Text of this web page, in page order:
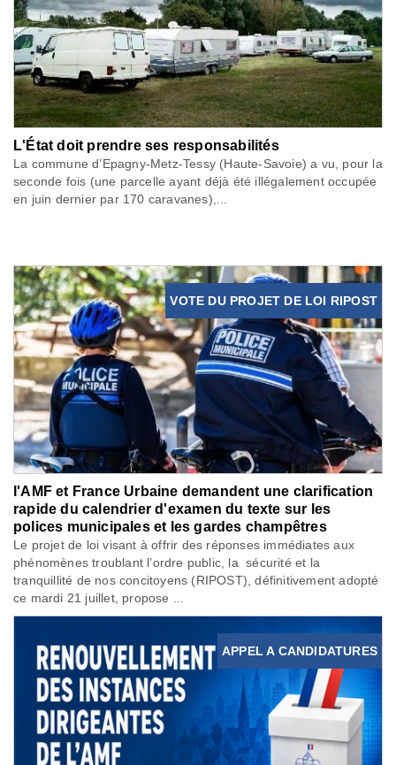
L'État doit prendre ses responsabilités
La commune d’Epagny-Metz-Tessy (Haute-Savoie) a vu, pour la
seconde fois (une parcelle ayant déjà été illégalement occupée
en juin dernier par 170 caravanes),...
VOTE DU PROJET DE LOI RIPOST
l'AMF et France Urbaine demandent une clarification
rapide du calendrier d'examen du texte sur les
polices municipales et les gardes champêtres
Le projet de loi visant à offrir des réponses immédiates aux
phénomènes troublant l’ordre public, la sécurité et la
tranquillité de nos concitoyens (RIPOST), définitivement adopté
ce mardi 21 juillet, propose ...
APPEL A CANDIDATURES